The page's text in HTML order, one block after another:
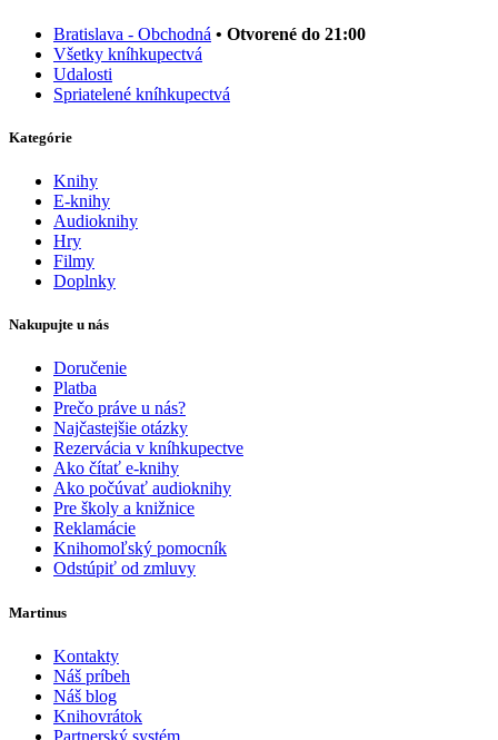
Bratislava - Obchodná • Otvorené do 21:00
Všetky kníhkupectvá
Udalosti
Spriatelené kníhkupectvá
Kategórie
Knihy
E-knihy
Audioknihy
Hry
Filmy
Doplnky
Nakupujte u nás
Doručenie
Platba
Prečo práve u nás?
Najčastejšie otázky
Rezervácia v kníhkupectve
Ako čítať e-knihy
Ako počúvať audioknihy
Pre školy a knižnice
Reklamácie
Knihomoľský pomocník
Odstúpiť od zmluvy
Martinus
Kontakty
Náš príbeh
Náš blog
Knihovrátok
Partnerský systém